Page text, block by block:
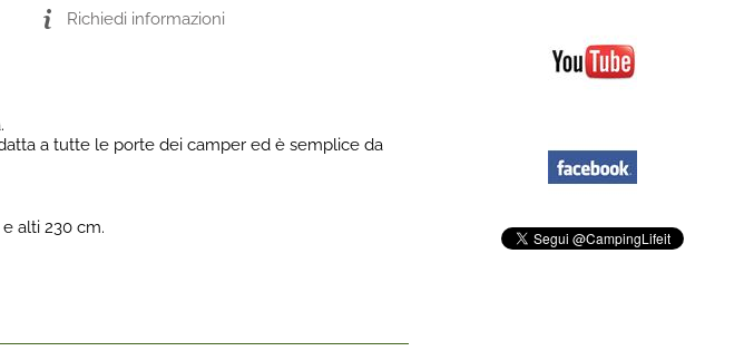
Richiedi informazioni
a tutte le porte dei camper ed è semplice da
alti 230 cm.